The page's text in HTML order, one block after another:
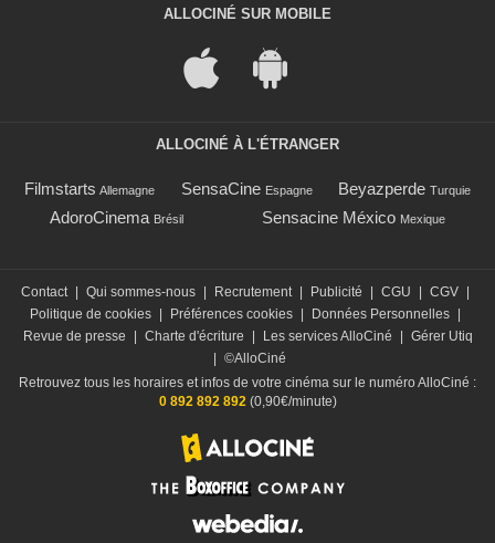
ALLOCINÉ SUR MOBILE
ALLOCINÉ À L'ÉTRANGER
Filmstarts Allemagne SensaCine Espagne Beyazperde Turquie
AdoroCinema Brésil Sensacine México Mexique
Contact Qui sommes-nous Recrutement Publicité CGU CGV
Politique de cookies
Préférences cookies Données Personnelles
Revue de presse
Charte d'écriture Les services AlloCiné
Gérer Utiq
©AlloCiné
Retrouvez tous les horaires et infos de votre cinéma sur le numéro AlloCiné :
0 892 892 892(0,90€/minute)